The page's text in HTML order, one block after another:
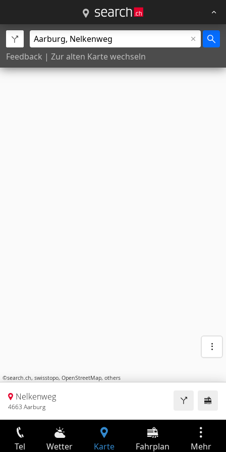
Feedback | Zur alten Karte wechseln
©search.ch, swisstopo, OpenStreetMap, others
Nelkenweg
4663 Aarburg
Tel Wetter Karte Fahrplan Mehr